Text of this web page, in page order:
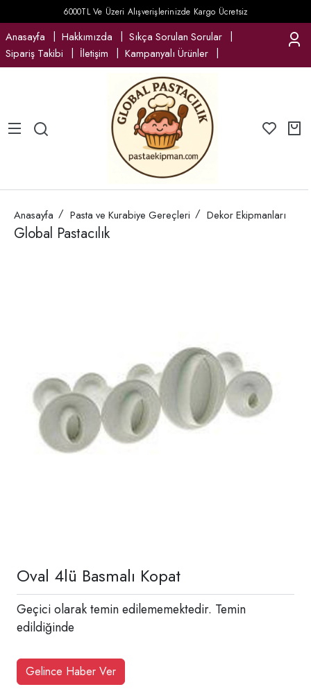
6000TL Ve Üzeri Alışverişlerinizde Kargo Ücretsiz
Anasayfa Hakkımızda
Sıkça Sorulan Sorular
Sipariş Takibi
İletişim Kampanyalı Ürünler
Anasayfa Pasta ve Kurabiye Gereçleri Dekor Ekipmanları
Global Pastacılık
Oval 4lü Basmalı Kopat
Geçici olarak temin edilememektedir. Temin
edildiğinde
Gelince Haber Ver